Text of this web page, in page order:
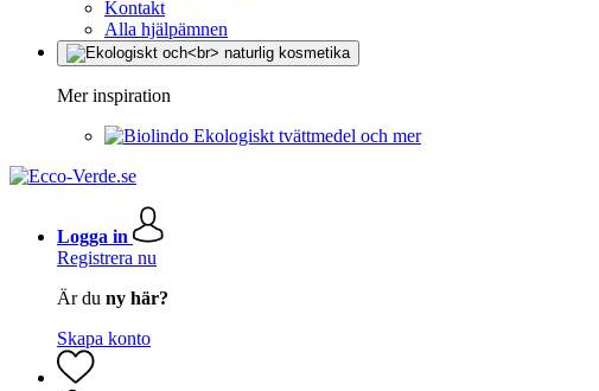
Kontakt
Alla hjälpämnen
Mer inspiration
Ekologiskt tvättmedel och mer
Logga in
Registrera nu
Är du ny här?
Skapa konto